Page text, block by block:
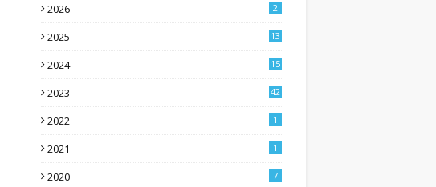
2026 2
2025 13
2024 15
2023 42
2022 1
2021 1
2020 7